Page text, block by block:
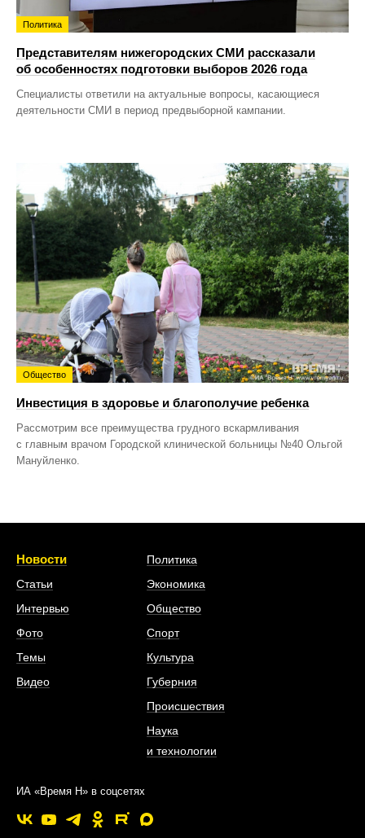
Политика
Представителям нижегородских СМИ рассказали
об особенностях подготовки выборов 2026 года
Специалисты ответили на актуальные вопросы, касающиеся
деятельности СМИ в период предвыборной кампании.
Общество
Инвестиция в здоровье и благополучие ребенка
Рассмотрим все преимущества грудного вскармливания
с главным врачом Городской клинической больницы №40 Ольгой
Мануйленко.
Новости
Статьи
Интервью
Фото
Темы
Видео
Политика
Экономика
Общество
Спорт
Культура
Губерния
Происшествия
Наука
и технологии
ИА «Время Н» в соцсетях